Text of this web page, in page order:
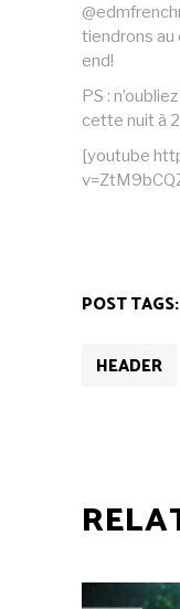
tiendrons au
end!
PS :
cette nuit à
[youtube
POST TAGS:
HEADER